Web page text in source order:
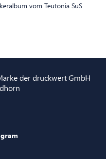
vom Teutonia SuS
der druckwert GmbH